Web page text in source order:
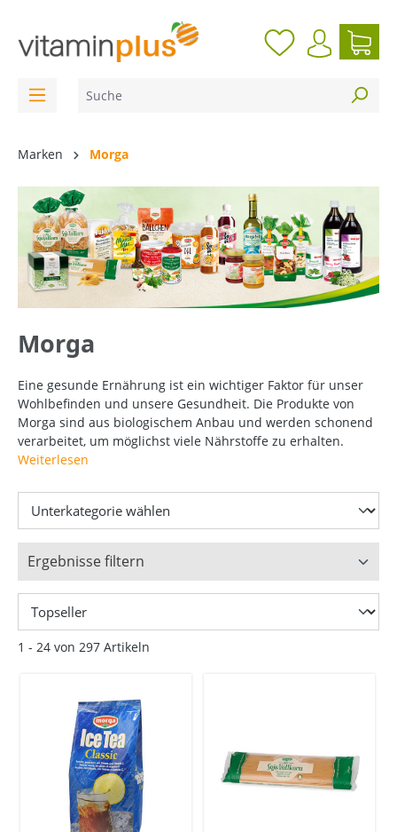
Marken Morga
Morga
Eine gesunde Ernährung ist ein wichtiger Faktor für unser
Wohlbefinden und unsere Gesundheit. Die Produkte von
Morga sind aus biologischem Anbau und werden schonend
verarbeitet, um möglichst viele Nährstoffe zu erhalten.
Weiterlesen
Ergebnisse filtern
1 - 24 von 297 Artikeln